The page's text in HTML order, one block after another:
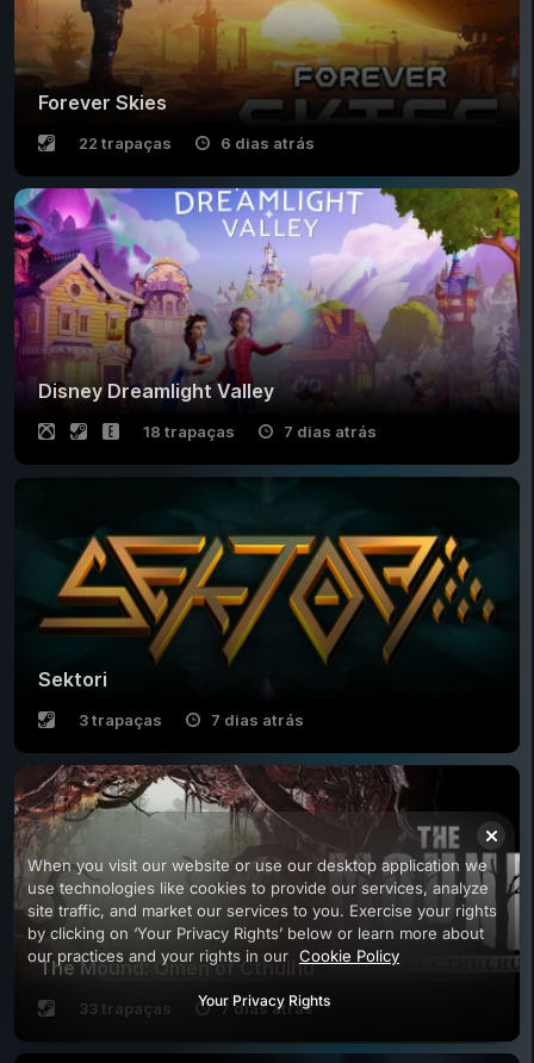
Forever Skies
22 trapaças 6 dias atrás
Disney Dreamlight Valley
18 trapaças 7 dias atrás
Sektori
3 trapaças 7 dias atrás
The Mound: Omen of Cthulhu
33 trapaças 7 dias atrás
When you visit our website or use our desktop application we
use technologies like cookies to provide our services, analyze
site traffic, and market our services to you. Exercise your rights
by clicking on ‘Your Privacy Rights’ below or learn more about
our practices and your rights in our Cookie Policy
Your Privacy Rights